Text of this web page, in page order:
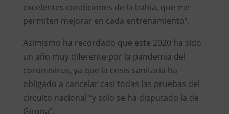
excelentes condiciones de la bahía, que me
permiten mejorar en cada entrenamiento”.
Asimismo ha recordado que este 2020 ha sido
un año muy diferente por la pandemia del
coronavirus, ya que la crisis sanitaria ha
obligado a cancelar casi todas las pruebas del
circuito nacional “y solo se ha disputado la de
Girona”.